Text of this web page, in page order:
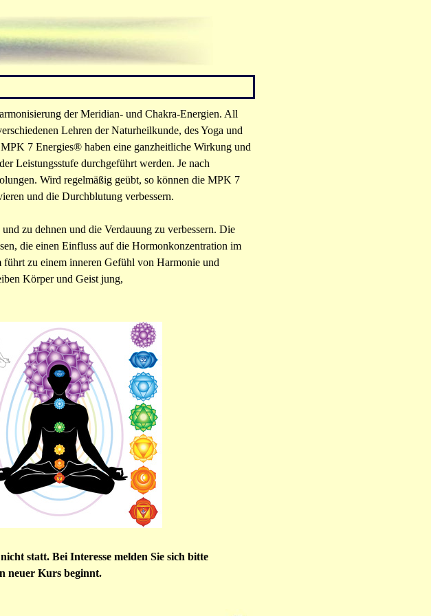
der Meridian- und Chakra-Energien. All
Lehren der Naturheilkunde, des Yoga und
7 Energies® haben eine ganzheitliche Wirkung und
Leistungsstufe durchgeführt werden. Je nach
Wird regelmäßig geübt, so können die MPK 7
und die Durchblutung verbessern.
zu dehnen und die Verdauung zuverbessern. Die
die einen Einfluss auf die Hormonkonzentration im
zu einem inneren Gefühl von Harmonie und
Körper und Geist jung,
statt. Bei Interesse melden Sie sich bitte
neuer Kurs beginnt.